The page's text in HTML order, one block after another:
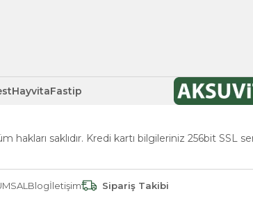
HayvitaFastip
hakları saklıdır. Kredi kartı bilgileriniz 256bit SSL
Blogİletişim Sipariş Takibi